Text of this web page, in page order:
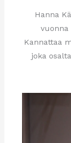
Hanna
vuonna
Kannattaa
joka